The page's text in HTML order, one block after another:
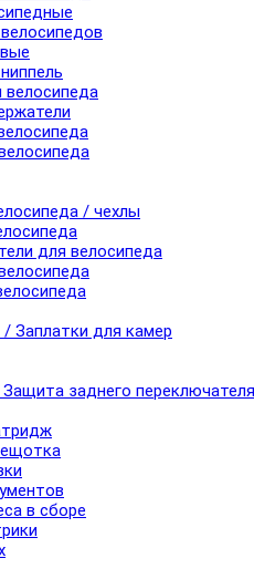
/ чехлы
для велосипеда
/ Заплатки для камер
заднего переключателя
в сборе